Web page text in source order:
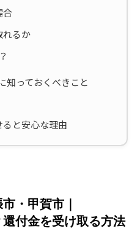
合
れるか
知っておくべきこと
と安心な理由
・甲賀市｜
付金を受け取る方法